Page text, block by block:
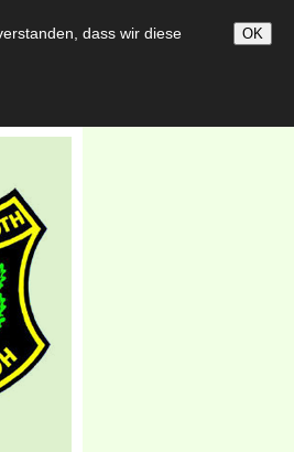
OK
dass wir diese